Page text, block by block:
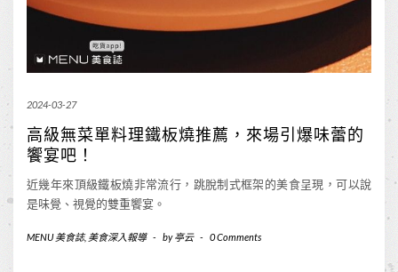
2024-03-27
高級無菜單料理鐵板燒推薦，來場引爆味蕾的
饗宴吧！
近幾年來頂級鐵板燒非常流行，跳脫制式框架的美食呈現，可以說
是味覺、視覺的雙重饗宴。
MENU 美食誌, 美食深入報導 - by亭云 - 0 Comments